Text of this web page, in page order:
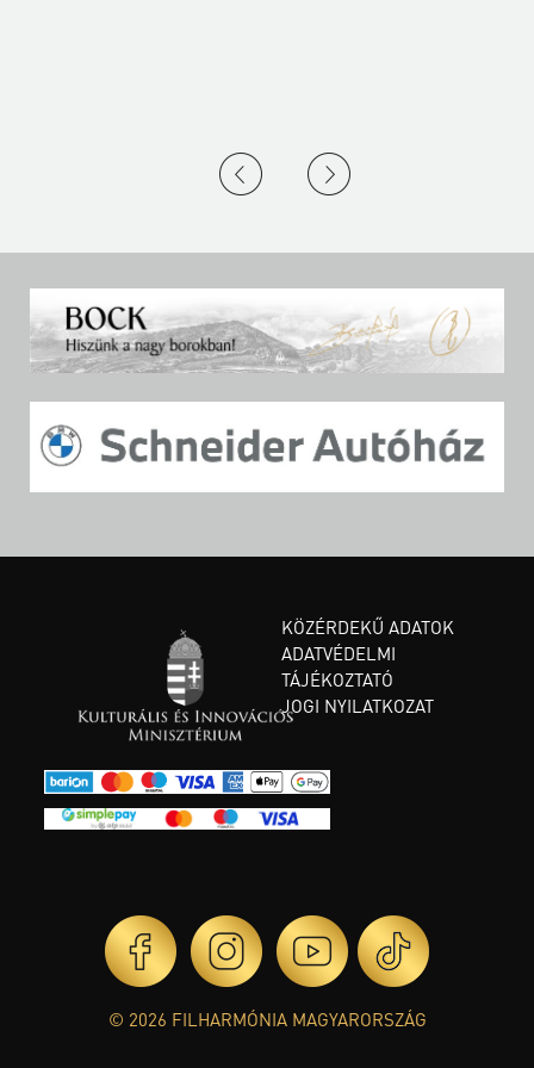
KÖZÉRDEKŰ ADATOK
ADATVÉDELMI
TÁJÉKOZTATÓ
JOGI NYILATKOZAT
© 2026 FILHARMÓNIA MAGYARORSZÁG